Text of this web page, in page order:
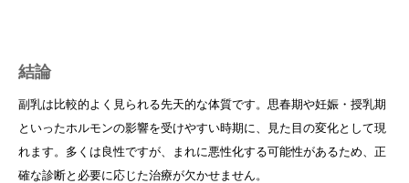
結論
副乳は比較的よく見られる先天的な体質です。思春期や妊娠・授乳期
といったホルモンの影響を受けやすい時期に、見た目の変化として現
れます。多くは良性ですが、まれに悪性化する可能性があるため、正
確な診断と必要に応じた治療が欠かせません。